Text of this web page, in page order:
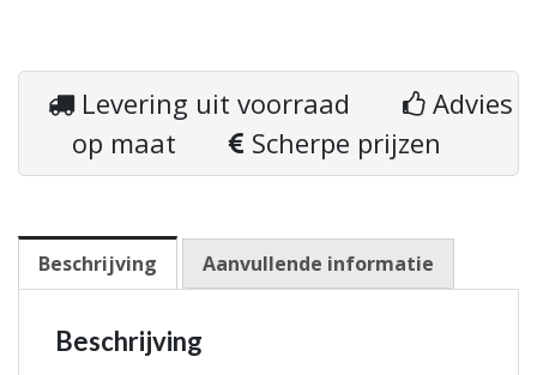
Levering uit voorraad
Advies
op maat
Scherpe prijzen
Beschrijving Aanvullende informatie
Beschrijving